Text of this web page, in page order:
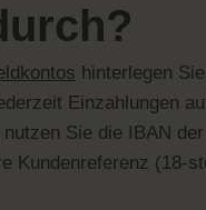
hinterlegen
Einzahlungen
Sie die IBAN
Kundenreferenz (18-